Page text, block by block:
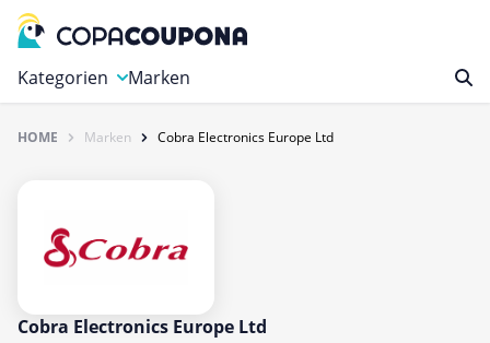
Kategorien
Auto, Motorrad & Werkzeuge
Computer & Elektronik
Essen & Trinken
Marken
HOME Marken Cobra Electronics Europe Ltd
Cobra Electronics Europe Ltd